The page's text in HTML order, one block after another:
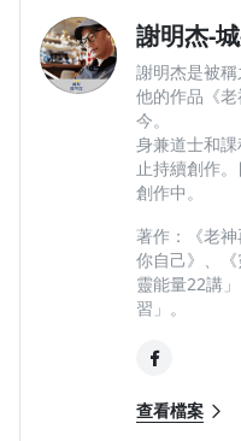
05啟動你的心靈運作
06集中心靈力量，聚
07如何有效掌握並使
08心靈是可以觸摸的
【PART3：心
09愛：關係平衡，各
10金錢：你認為你值
※為提供訂購、行銷、客戶
謝明杰-
謝明杰是被
他的作品《
今。
身兼道士和
止持續創作
創作中。
著作：《老
你自己》、
靈能量22講
習」。
查看檔案